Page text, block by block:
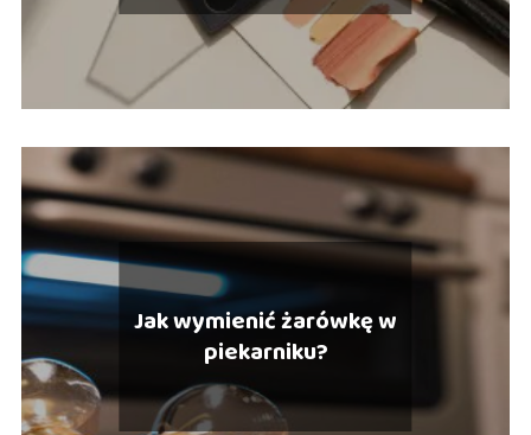
Jak wymienić żarówkę w
piekarniku?